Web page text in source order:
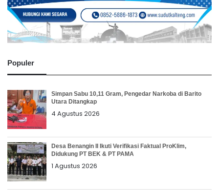
Populer
Simpan Sabu 10,11 Gram, Pengedar Narkoba di Barito
Utara Ditangkap
4 Agustus 2026
Desa Benangin II Ikuti Verifikasi Faktual ProKlim,
Didukung PT BEK & PT PAMA
1 Agustus 2026